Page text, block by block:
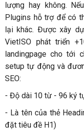
lượng hay không.
Plugins hỗ trợ để có
lại khác. Được xây
VietISO phát triển
landingpage cho tới
setup tự động và
SEO:
- Độ dài 10 từ - 96 ký
- Là tên của thẻ
đặt tiêu đề H1)